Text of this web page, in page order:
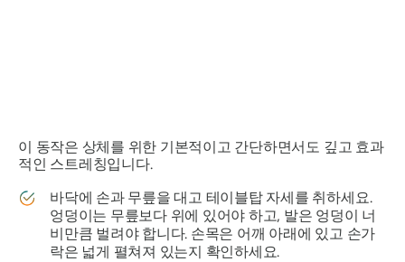
이 동작은 상체를 위한 기본적이고 간단하면서도 깊고 효과
적인 스트레칭입니다.
바닥에 손과 무릎을 대고 테이블탑 자세를 취하세요.
엉덩이는 무릎보다 위에 있어야 하고, 발은 엉덩이 너
비만큼 벌려야 합니다. 손목은 어깨 아래에 있고 손가
락은 넓게 펼쳐져 있는지 확인하세요.